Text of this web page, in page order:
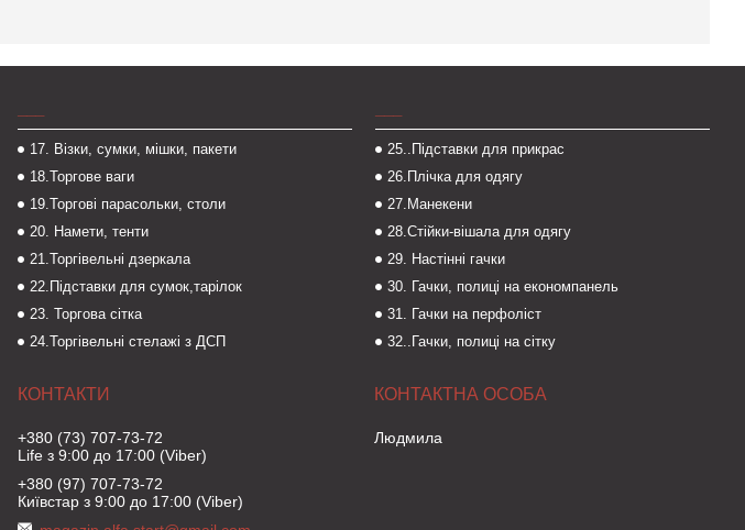
17. Візки, сумки, мішки, пакети
18.Торгове ваги
19.Торгові парасольки, столи
20. Намети, тенти
21.Торгівельні дзеркала
22.Підставки для сумок,тарілок
23. Торгова сітка
24.Торгівельні стелажі з ДСП
25..Підставки для прикрас
26.Плічка для одягу
27.Манекени
28.Стійки-вішала для одягу
29. Настінні гачки
30. Гачки, полиці на економпанель
31. Гачки на перфоліст
32..Гачки, полиці на сітку
+380 (73) 707-73-72
Life з 9:00 до 17:00 (Viber)
+380 (97) 707-73-72
Київстар з 9:00 до 17:00 (Viber)
Людмила